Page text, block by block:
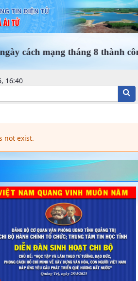
Ái - Triệu Phong
tháng 8 thành công (19/8/
16:40
not exist.